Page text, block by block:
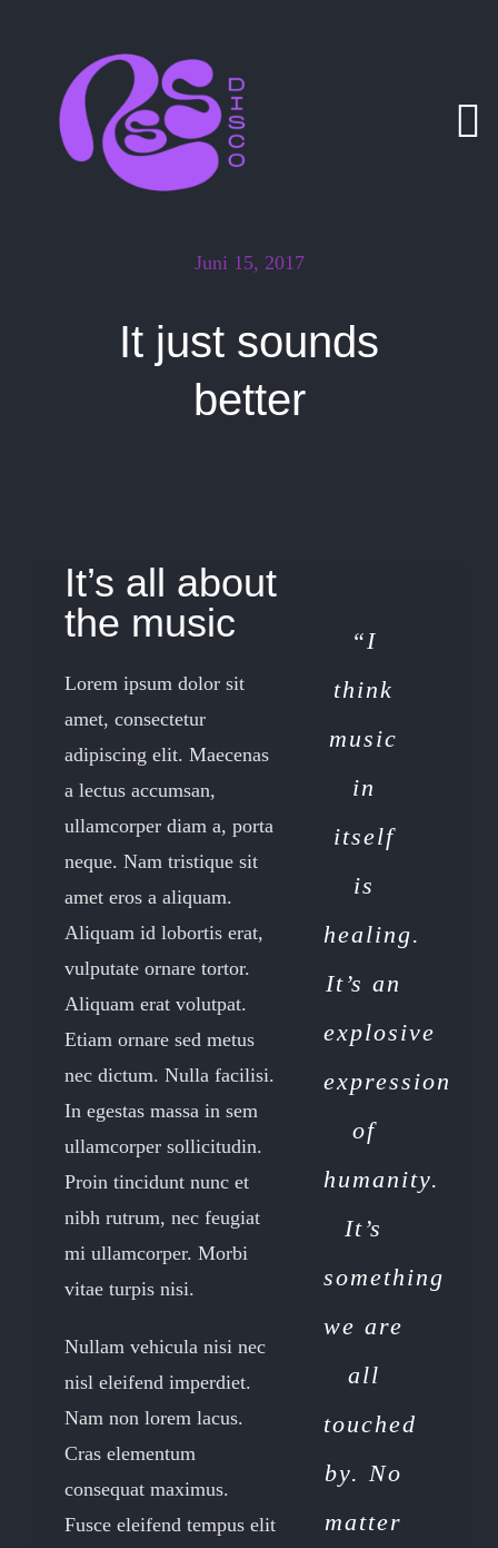
springen
Juni 15, 2017
It just sounds
better
It’s all about
the music
Lorem ipsum dolor sit
amet, consectetur
adipiscing elit. Maecenas
a lectus accumsan,
ullamcorper diam a, porta
neque. Nam tristique sit
amet eros a aliquam.
Aliquam id lobortis erat,
vulputate ornare tortor.
Aliquam erat volutpat.
Etiam ornare sed metus
nec dictum. Nulla facilisi.
In egestas massa in sem
ullamcorper sollicitudin.
Proin tincidunt nunc et
nibh rutrum, nec feugiat
mi ullamcorper. Morbi
vitae turpis nisi.
Nullam vehicula nisi nec
nisl eleifend imperdiet.
Nam non lorem lacus.
Cras elementum
consequat maximus.
Fusce eleifend tempus elit
“I
think
music
in
itself
is
healing.
It’s an
explosive
expression
of
humanity.
It’s
something
we are
all
touched
by. No
matter